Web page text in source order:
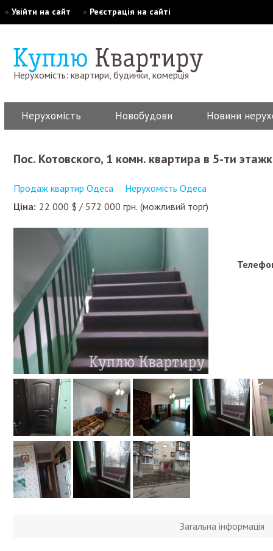
» Увійти на сайт » Реєстрація на сайті
Нерухомість: квартири, будинки, комерція
Нерухомість Новобудови Новини
Пос. Котовского, 1 комн. квартира в 5-ти
Продаж квартир Одеса
Нерухомість Одеса
Ціна: 22 000 $ / 572 000 грн. (можливий торг)
Загальна інформація